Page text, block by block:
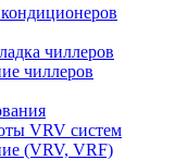
чиллеров
чиллеров
VRV систем
(VRV, VRF)